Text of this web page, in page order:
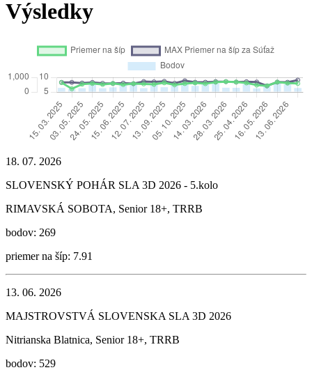
Výsledky
18. 07. 2026
SLOVENSKÝ POHÁR SLA 3D 2026 - 5.kolo
RIMAVSKÁ SOBOTA, Senior 18+, TRRB
bodov: 269
priemer na šíp: 7.91
13. 06. 2026
MAJSTROVSTVÁ SLOVENSKA SLA 3D 2026
Nitrianska Blatnica, Senior 18+, TRRB
bodov: 529